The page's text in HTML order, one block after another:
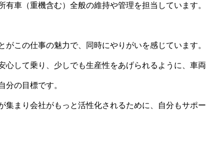
車（重機含む）全般の維持や管理を担当しています。
この仕事の魅力で、同時にやりがいを感じています。
して乗り、少しでも生産性をあげられるように、車両
分の目標です。
集まり会社がもっと活性化されるために、自分もサポー